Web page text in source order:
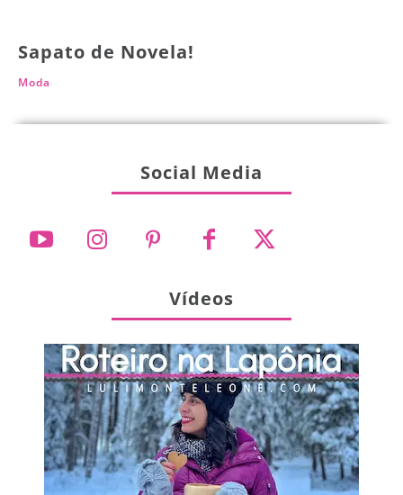
Sapato de Novela!
Moda
Social Media
Vídeos